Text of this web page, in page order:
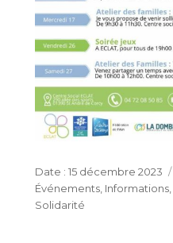
Publié
le
15 décembre 2023
Événements, Informations,
Solidarité